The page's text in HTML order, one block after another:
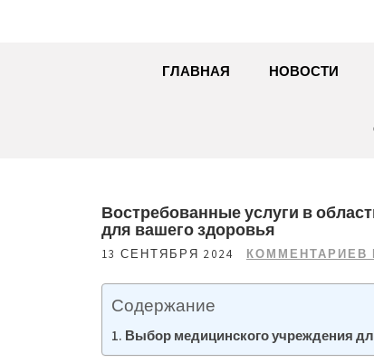
ГЛАВНАЯ НОВОСТИ
Востребованные услуги в
для вашего здоровья
13 СЕНТЯБРЯ 2024 КОММЕНТАРИЕВ
Содержание
Выбор медицинского учреждения